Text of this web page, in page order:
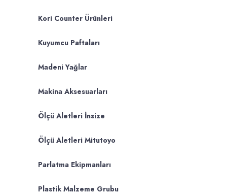
Kori Counter Ürünleri
Kuyumcu Paftaları
Madeni Yağlar
Makina Aksesuarları
Ölçü Aletleri İnsize
Ölçü Aletleri Mitutoyo
Parlatma Ekipmanları
Plastik Malzeme Grubu